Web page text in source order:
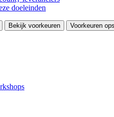
doeleinden
Bekijk voorkeuren Voorkeuren